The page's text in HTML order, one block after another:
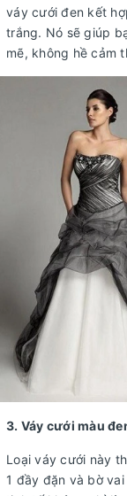
váy cưới đen kết
trắng. Nó sẽ giúp
mẽ, không hề cảm
3. Váy cưới màu
Loại váy cưới này
1 đầy đặn và bờ